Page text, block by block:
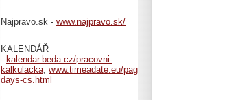
Najpravo.sk - www.najpravo.sk/
KALENDÁŘ
- kalendar.beda.cz/pracovni-
kalkulacka, www.timeadate.eu/pages/cs/calculator-
days-cs.html